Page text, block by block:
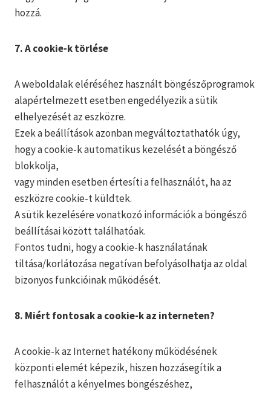
hozzá.
7. A cookie-k törlése
A weboldalak eléréséhez használt böngészőprogramok
alapértelmezett esetben engedélyezik a sütik
elhelyezését az eszközre.
Ezek a beállítások azonban megváltoztathatók úgy,
hogy a cookie-k automatikus kezelését a böngésző
blokkolja,
vagy minden esetben értesíti a felhasználót, ha az
eszközre cookie-t küldtek.
A sütik kezelésére vonatkozó információk a böngésző
beállításai között találhatóak.
Fontos tudni, hogy a cookie-k használatának
tiltása/korlátozása negatívan befolyásolhatja az oldal
bizonyos funkcióinak működését.
8. Miért fontosak a cookie-k az interneten?
A cookie-k az Internet hatékony működésének
központi elemét képezik, hiszen hozzásegítik a
felhasználót a kényelmes böngészéshez,